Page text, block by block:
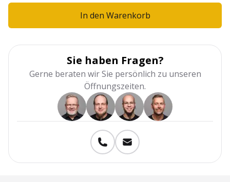
In den Warenkorb
Sie haben Fragen?
Gerne beraten wir Sie persönlich zu unseren
Öffnungszeiten.